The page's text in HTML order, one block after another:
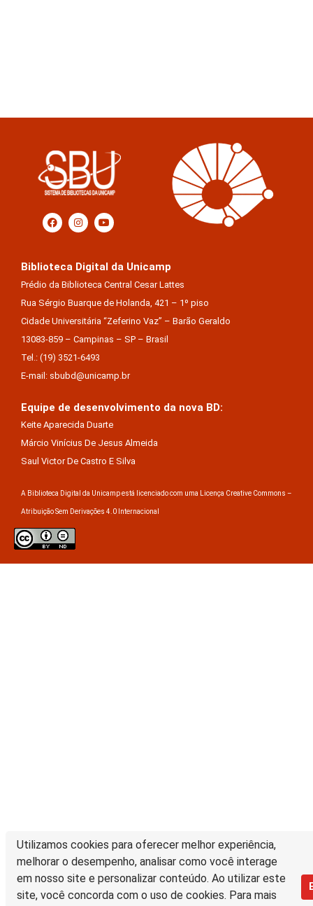
Utilizamos cookies para oferecer melhor experiência,
melhorar o desempenho, analisar como você interage
em nosso site e personalizar conteúdo. Ao utilizar este
site, você concorda com o uso de cookies. Para mais
Biblioteca Digital da Unicamp
Prédio da Biblioteca Central Cesar Lattes
Rua Sérgio Buarque de Holanda, 421 – 1º piso
Cidade Universitária “Zeferino Vaz” – Barão Geraldo
13083-859 – Campinas – SP – Brasil
Tel.: (19) 3521-6493
E-mail: sbubd@unicamp.br
Equipe de desenvolvimento da nova BD:
Keite Aparecida Duarte
Márcio Vinícius De Jesus Almeida
Saul Victor De Castro E Silva
A Biblioteca Digital da Unicamp está licenciado com uma Licença Creative Commons –
Atribuição Sem Derivações 4.0 Internacional